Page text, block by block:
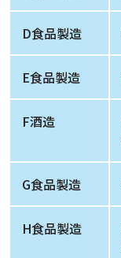
D食品製造
E食品製造
F酒造
G食品製造
H食品製造